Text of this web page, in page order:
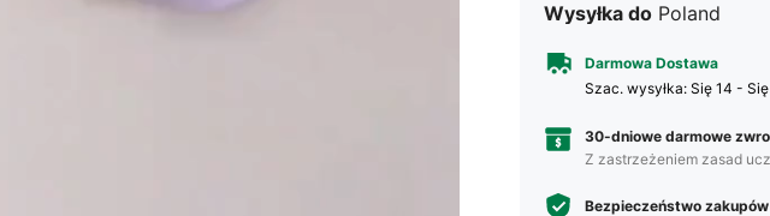
Wysyłka do Poland
Darmowa Dostawa
Szac. wysyłka: Się 14 -
30-dniowe darmowe
Z zastrzeżeniem zasad
Bezpieczeństwo zakupów